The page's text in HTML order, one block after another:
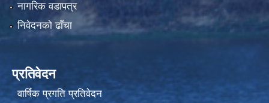
नागरिक वडापत्र
निवेदनको ढाँचा
प्रतिवेदन
वार्षिक प्रगति प्रतिवेदन